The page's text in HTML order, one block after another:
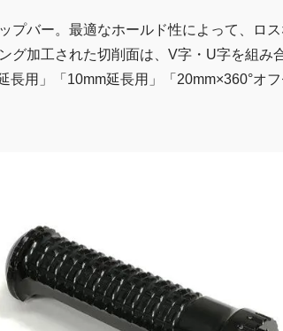
プバー。最適なホールド性によって、ロ
グ加工された切削面は、V字・U字を組み
用」「10mm延長用」「20mm×360°オ